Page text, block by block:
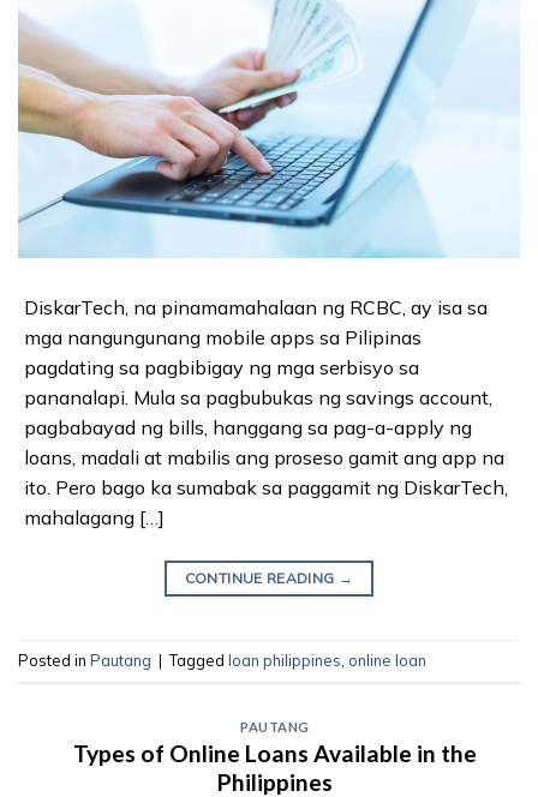
DiskarTech, na pinamamahalaan ng RCBC, ay isa sa
mga nangungunang mobile apps sa Pilipinas
pagdating sa pagbibigay ng mga serbisyo sa
pananalapi. Mula sa pagbubukas ng savings account,
pagbabayad ng bills, hanggang sa pag-a-apply ng
loans, madali at mabilis ang proseso gamit ang app na
ito. Pero bago ka sumabak sa paggamit ng DiskarTech,
mahalagang […]
CONTINUE READING →
Posted in Pautang | Tagged loan philippines online loan
PAUTANG
Types of Online Loans Available in the
Philippines